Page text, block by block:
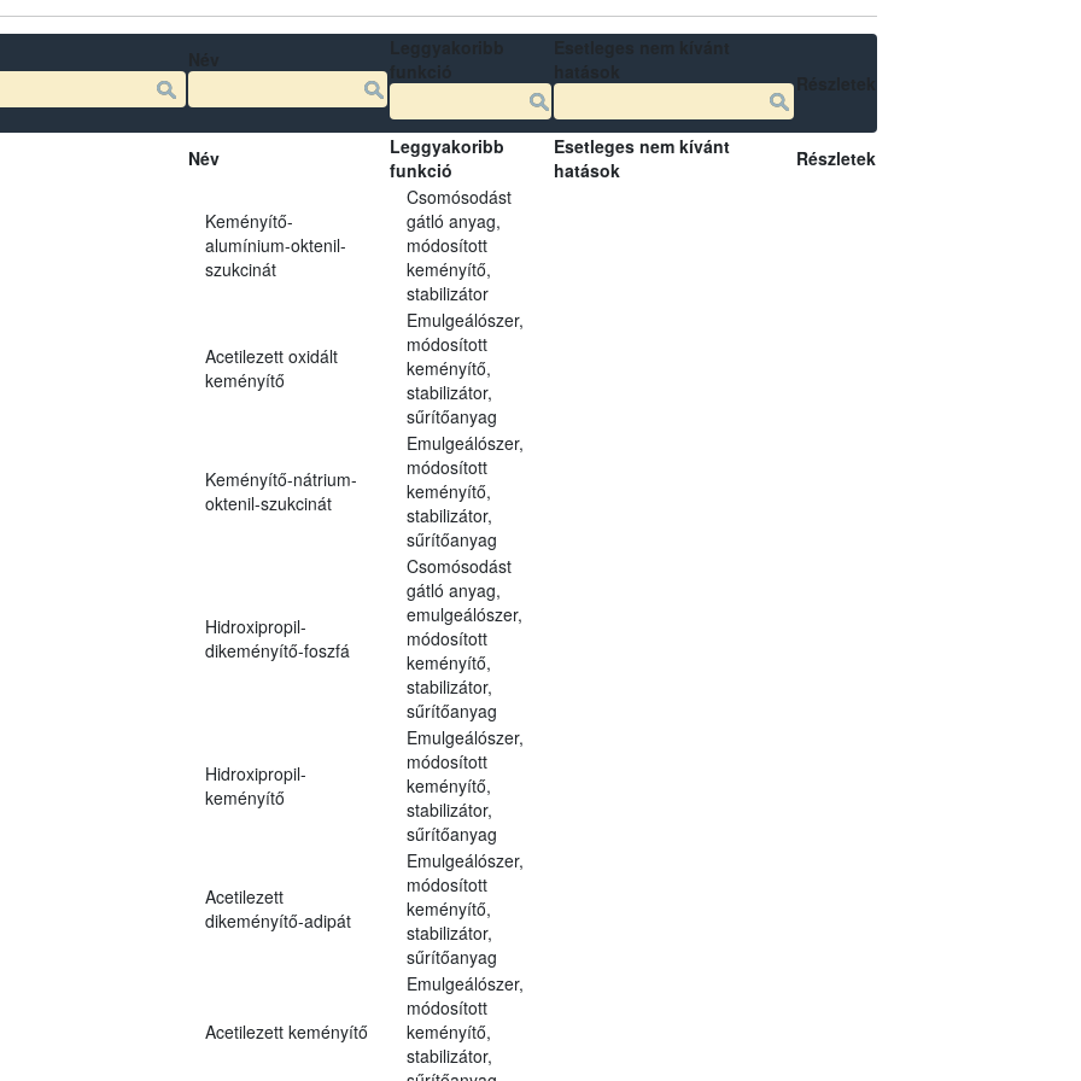
Név
Leggyakoribb
funkció
Esetleges nem kívánt
hatások
Részletek
Keményítő-
alumínium-oktenil-
szukcinát
Csomósodást
gátló anyag,
módosított
keményítő,
stabilizátor
Acetilezett oxidált
keményítő
Emulgeálószer,
módosított
keményítő,
stabilizátor,
sűrítőanyag
Keményítő-nátrium-
oktenil-szukcinát
Emulgeálószer,
módosított
keményítő,
stabilizátor,
sűrítőanyag
Hidroxipropil-
dikeményítő-foszfá
Csomósodást
gátló anyag,
emulgeálószer,
módosított
keményítő,
stabilizátor,
sűrítőanyag
Hidroxipropil-
keményítő
Emulgeálószer,
módosított
keményítő,
stabilizátor,
sűrítőanyag
Acetilezett
dikeményítő-adipát
Emulgeálószer,
módosított
keményítő,
stabilizátor,
sűrítőanyag
Acetilezett keményítő
Emulgeálószer,
módosított
keményítő,
stabilizátor,